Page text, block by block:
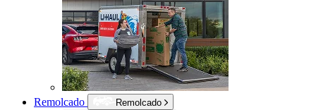
Remolcado
Remolcado